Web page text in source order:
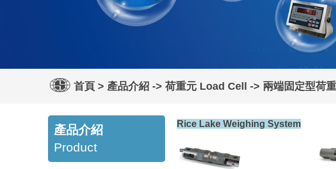
首頁 > 產品介紹 -> 荷重元 Load Cell -> 兩端固定型荷
產品介紹
Product
Rice Lake Weighing System